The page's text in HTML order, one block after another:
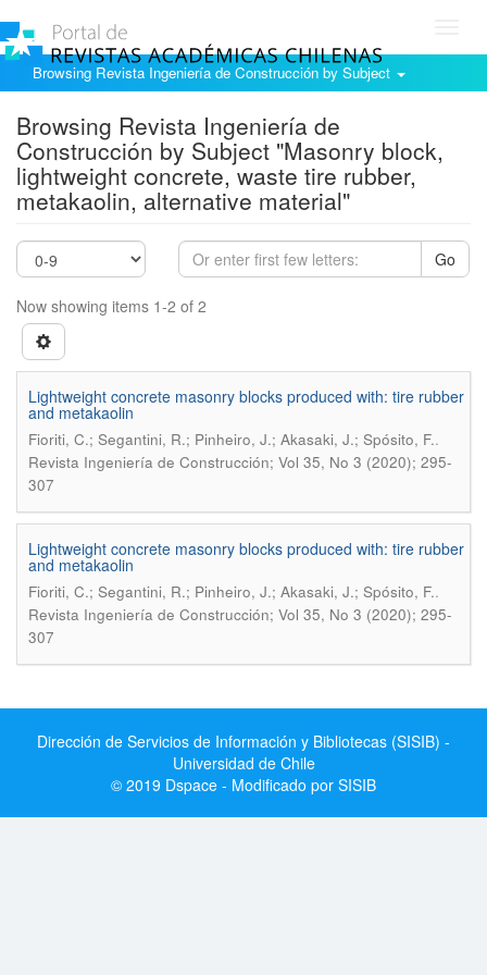
Browsing Revista Ingeniería de Construcción by Subject
Browsing Revista Ingeniería de
Construcción by Subject "Masonry block,
lightweight concrete, waste tire rubber,
metakaolin, alternative material"
Go
Now showing items 1-2 of 2
Lightweight concrete masonry blocks produced with: tire rubber
and metakaolin
Fioriti, C.; Segantini, R.; Pinheiro, J.; Akasaki, J.; Spósito, F..
Revista Ingeniería de Construcción; Vol 35, No 3 (2020); 295-
307
Lightweight concrete masonry blocks produced with: tire rubber
and metakaolin
Fioriti, C.; Segantini, R.; Pinheiro, J.; Akasaki, J.; Spósito, F..
Revista Ingeniería de Construcción; Vol 35, No 3 (2020); 295-
307
Dirección de Servicios de Información y Bibliotecas (SISIB) -
Universidad de Chile
© 2019 Dspace - Modificado por SISIB